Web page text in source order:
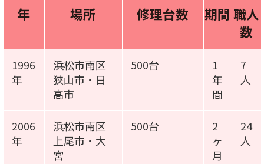
年 場所 修理台数 期間 職人
数
1996
年
浜松市南区
狭山市・日
高市
500台
1
年
間
7
人
2006
年
浜松市南区
上尾市・大
宮
500台
2
ヶ
月
24
人